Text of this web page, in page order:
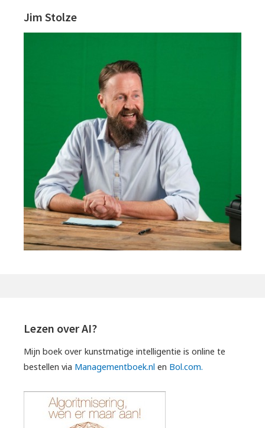
Sidebar
Jim Stolze
Lezen over AI?
Mijn boek over kunstmatige intelligentie is online te
bestellen via Managementboek.nl en Bol.com.